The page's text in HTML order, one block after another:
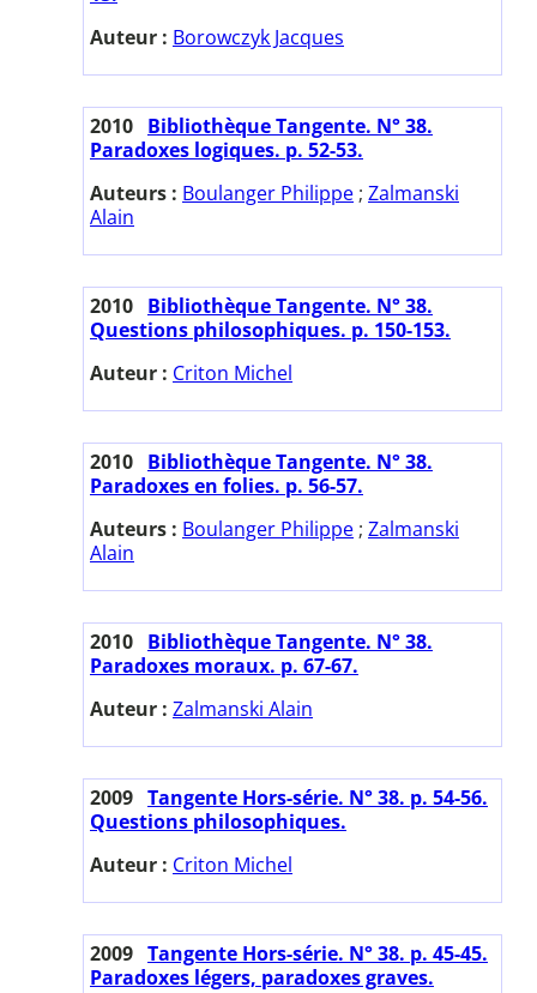
Auteur : Borowczyk Jacques
2010 Bibliothèque Tangente. N° 38.
Paradoxes logiques. p. 52-53.
Auteurs : Boulanger Philippe ; Zalmanski
Alain
2010 Bibliothèque Tangente. N° 38.
Questions philosophiques. p. 150-153.
Auteur : Criton Michel
2010 Bibliothèque Tangente. N° 38.
Paradoxes en folies. p. 56-57.
Auteurs : Boulanger Philippe ; Zalmanski
Alain
2010 Bibliothèque Tangente. N° 38.
Paradoxes moraux. p. 67-67.
Auteur : Zalmanski Alain
2009 Tangente Hors-série. N° 38. p. 54-56.
Questions philosophiques.
Auteur : Criton Michel
2009 Tangente Hors-série. N° 38. p. 45-45.
Paradoxes légers, paradoxes graves.